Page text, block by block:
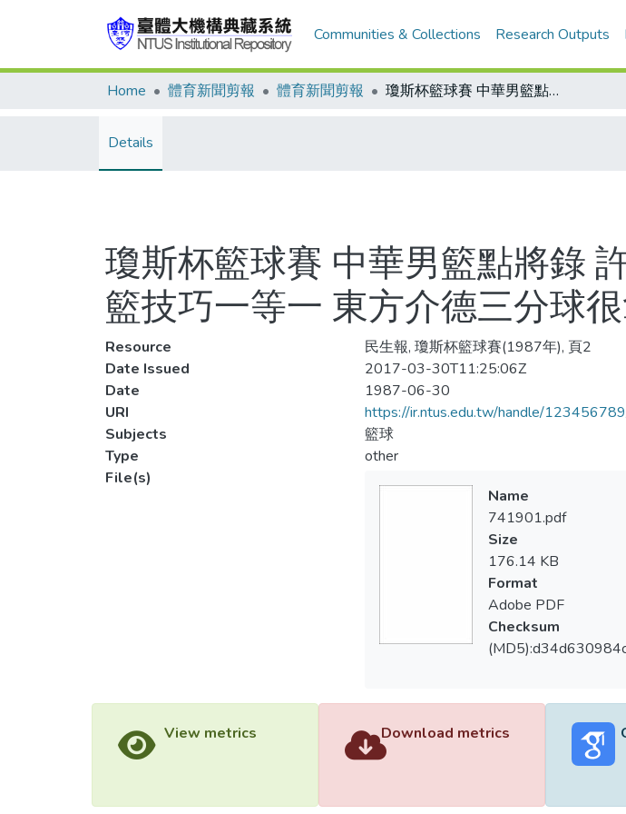
Communities & Collections Research Outputs
Home 體育新聞剪報 體育新聞剪報 瓊斯杯籃球賽 中華男籃點將錄 許東慶受膝傷復發困擾 昝家驤扣籃技巧一等一 東方介德三分球很拿手 周海容三分球威力十足
Details
瓊斯杯籃球賽 中華男籃點將錄
籃技巧一等一 東方介德三分球
Resource
民生報, 瓊斯杯籃球賽(1987年), 頁2
Date Issued
2017-03-30T11:25:06Z
Date
1987-06-30
URI
https://ir.ntus.edu.tw/handle/
Subjects
籃球
Type
other
File(s)
Name
741901.pdf
Size
176.14 KB
Format
Adobe PDF
Checksum
View metrics Download metrics